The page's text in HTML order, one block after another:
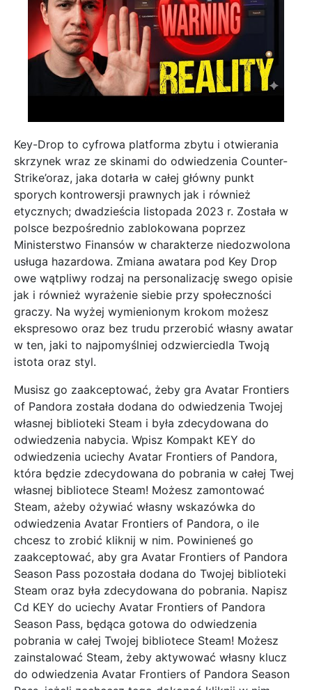
Key-Drop to cyfrowa platforma zbytu i otwierania
skrzynek wraz ze skinami do odwiedzenia Counter-
Strike’oraz, jaka dotarła w całej główny punkt
sporych kontrowersji prawnych jak i również
etycznych; dwadzieścia listopada 2023 r. Została w
polsce bezpośrednio zablokowana poprzez
Ministerstwo Finansów w charakterze niedozwolona
usługa hazardowa. Zmiana awatara pod Key Drop
owe wątpliwy rodzaj na personalizację swego opisie
jak i również wyrażenie siebie przy społeczności
graczy. Na wyżej wymienionym krokom możesz
ekspresowo oraz bez trudu przerobić własny awatar
w ten, jaki to najpomyślniej odzwierciedla Twoją
istota oraz styl.
Musisz go zaakceptować, żeby gra Avatar Frontiers
of Pandora została dodana do odwiedzenia Twojej
własnej biblioteki Steam i była zdecydowana do
odwiedzenia nabycia. Wpisz Kompakt KEY do
odwiedzenia uciechy Avatar Frontiers of Pandora,
która będzie zdecydowana do pobrania w całej Twej
własnej bibliotece Steam! Możesz zamontować
Steam, ażeby ożywiać własny wskazówka do
odwiedzenia Avatar Frontiers of Pandora, o ile
chcesz to zrobić kliknij w nim. Powinieneś go
zaakceptować, aby gra Avatar Frontiers of Pandora
Season Pass pozostała dodana do Twojej biblioteki
Steam oraz była zdecydowana do pobrania. Napisz
Cd KEY do uciechy Avatar Frontiers of Pandora
Season Pass, będąca gotowa do odwiedzenia
pobrania w całej Twojej bibliotece Steam! Możesz
zainstalować Steam, żeby aktywować własny klucz
do odwiedzenia Avatar Frontiers of Pandora Season